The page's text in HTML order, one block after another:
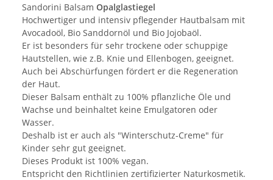
Sandorini Balsam Opalglastiegel
Hochwertiger und intensiv pflegender Hautbalsam mit
Avocadoöl, Bio Sanddornöl und Bio Jojobaöl.
Er ist besonders für sehr trockene oder schuppige
Hautstellen, wie z.B. Knie und Ellenbogen, geeignet.
Auch bei Abschürfungen fördert er die Regeneration
der Haut.
Dieser Balsam enthält zu 100% pflanzliche Öle und
Wachse und beinhaltet keine Emulgatoren oder
Wasser.
Deshalb ist er auch als "Winterschutz-Creme" für
Kinder sehr gut geeignet.
Dieses Produkt ist 100% vegan.
Entspricht den Richtlinien zertifizierter Naturkosmetik.